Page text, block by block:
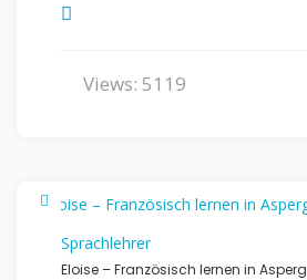
Views: 5119
Sprachlehrer
Eloise – Französisch lernen in Asperg